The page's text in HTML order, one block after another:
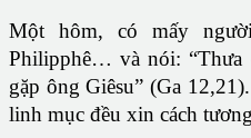
Một hôm, có mấy
Philipphê… và nói: “Thưa
gặp ông Giêsu” (Ga
linh mục đều xin cách